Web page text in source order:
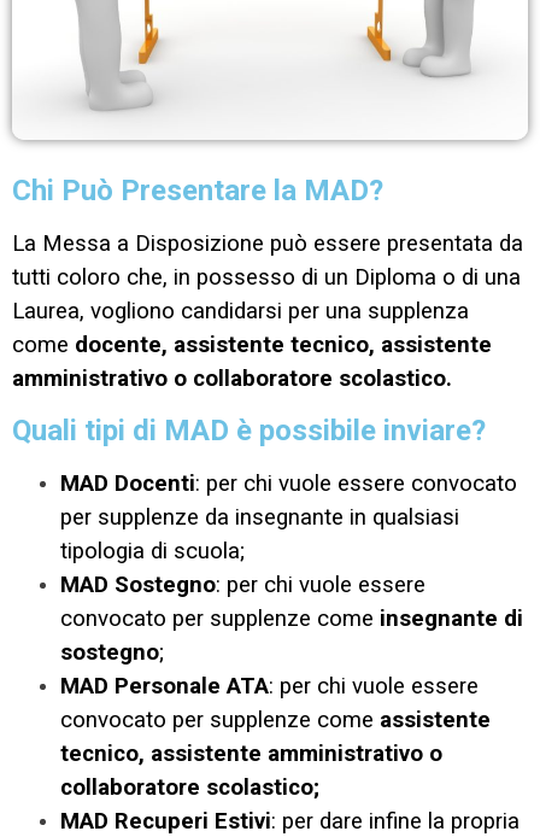
Chi Può Presentare la MAD?
La Messa a Disposizione può essere presentata da
tutti coloro che, in possesso di un Diploma o di una
Laurea, vogliono candidarsi per una supplenza
come docente, assistente tecnico, assistente
amministrativo o collaboratore scolastico.
Quali tipi di MAD è possibile inviare?
MAD Docenti: per chi vuole essere convocato
per supplenze da insegnante in qualsiasi
tipologia di scuola;
MAD Sostegno: per chi vuole essere
convocato per supplenze come insegnante di
sostegno;
MAD Personale ATA: per chi vuole essere
convocato per supplenze come assistente
tecnico, assistente amministrativo o
collaboratore scolastico;
MAD Recuperi Estivi: per dare infine la propria